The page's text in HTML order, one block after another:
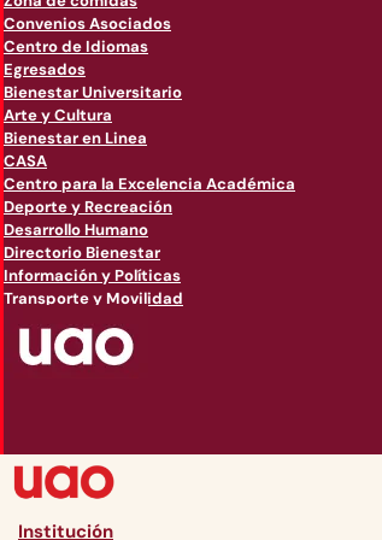
Convenios Asociados
Centro de Idiomas
Egresados
Bienestar Universitario
Arte y Cultura
Bienestar en Linea
CASA
Centro para la Excelencia Académica
Deporte y Recreación
Desarrollo Humano
Directorio Bienestar
Información y Políticas
Transporte y Movilidad
Institución